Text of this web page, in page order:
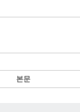
본문